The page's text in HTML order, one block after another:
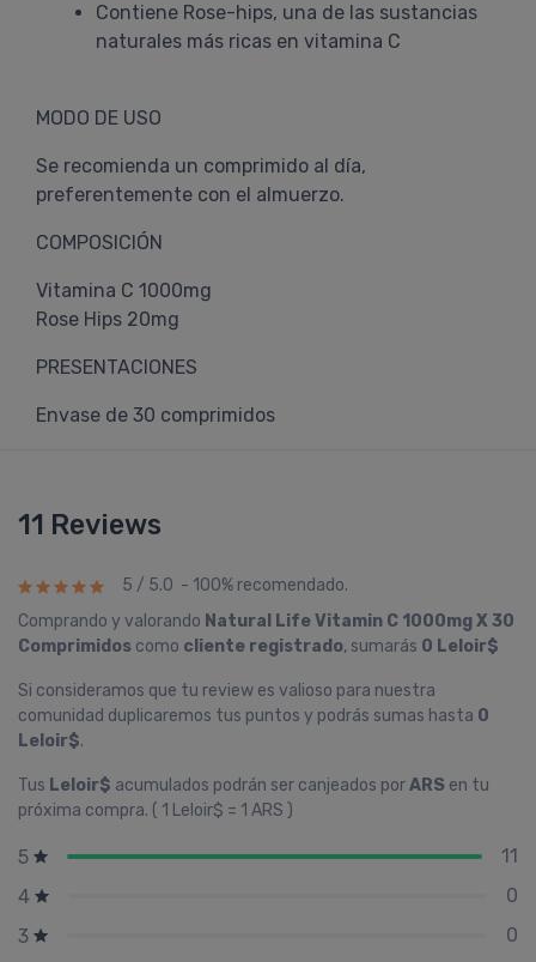
Contiene Rose-hips, una de las sustancias
naturales más ricas en vitamina C
MODO DE USO
Se recomienda un comprimido al día,
preferentemente con el almuerzo.
COMPOSICIÓN
Vitamina C 1000mg
Rose Hips 20mg
PRESENTACIONES
Envase de 30 comprimidos
11 Reviews
5 / 5.0 - 100% recomendado.
Comprando y valorando Natural Life Vitamin C 1000mg X 30
Comprimidos como cliente registrado, sumarás 0 Leloir$
Si consideramos que tu review es valioso para nuestra
comunidad duplicaremos tus puntos y podrás sumas hasta 0
Leloir$.
Tus Leloir$ acumulados podrán ser canjeados porARS en tu
próxima compra. ( 1 Leloir$ = 1 ARS )
5
11
4
0
3
0